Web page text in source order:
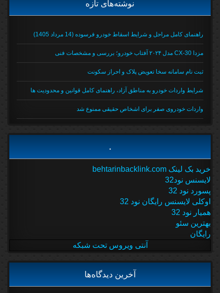
نوشته‌های تازه
راهنمای کامل مراحل و شرایط اسقاط خودرو فرسوده (14 مرداد 1405)
مزدا CX-30 مدل ۲۰۲۴ آفتاب خودرو؛ بررسی و مشخصات فنی
ثبت نام سامانه سخا تعویض پلاک و احراز سکونت
شرایط واردات خودرو به مناطق آزاد، راهنمای کامل قوانین و محدودیت ها
واردات خودروی صفر برای اشخاص حقیقی ممنوع شد
خرید بک لینک behtarinbacklink.com
لایسنس نود32
پسورد نود 32
اوکلی لایسنس رایگان نود 32
همیار نود 32
بهترین سئو
رایگان
آنتی ویروس تحت شبکه
آخرین دیدگاه‌ها